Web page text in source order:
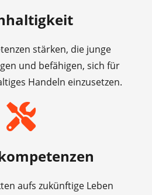
stärken, die junge
und befähigen, sich für
Handeln einzusetzen.
aufs zukünftige Leben